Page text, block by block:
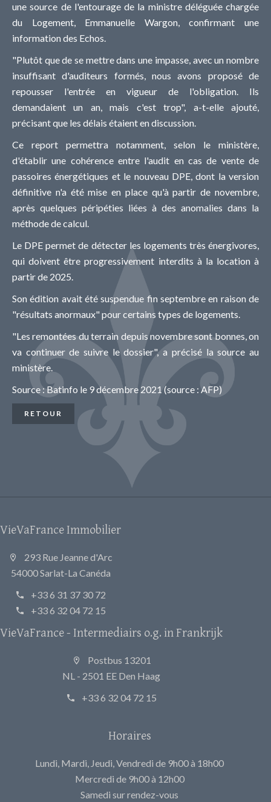
une source de l'entourage de la ministre déléguée chargée
du Logement, Emmanuelle Wargon, confirmant une
information des Echos.
"Plutôt que de se mettre dans une impasse, avec un nombre
insuffisant d'auditeurs formés, nous avons proposé de
repousser l'entrée en vigueur de l'obligation. Ils
demandaient un an, mais c'est trop", a-t-elle ajouté,
précisant que les délais étaient en discussion.
Ce report permettra notamment, selon le ministère,
d'établir une cohérence entre l'audit en cas de vente de
passoires énergétiques et le nouveau DPE, dont la version
définitive n'a été mise en place qu'à partir de novembre,
après quelques péripéties liées à des anomalies dans la
méthode de calcul.
Le DPE permet de détecter les logements très énergivores,
qui doivent être progressivement interdits à la location à
partir de 2025.
Son édition avait été suspendue fin septembre en raison de
"résultats anormaux" pour certains types de logements.
"Les remontées du terrain depuis novembre sont bonnes, on
va continuer de suivre le dossier", a précisé la source au
ministère.
Source : Batinfo le 9 décembre 2021 (source : AFP)
RETOUR
VieVaFrance Immobilier
293 Rue Jeanne d'Arc
54000 Sarlat-La Canéda
+33 6 31 37 30 72
+33 6 32 04 72 15
VieVaFrance - Intermediairs o.g. in Frankrijk
Postbus 13201
NL - 2501 EE Den Haag
+33 6 32 04 72 15
Horaires
Lundi, Mardi, Jeudi, Vendredi de 9h00 à 18h00
Mercredi de 9h00 à 12h00
Samedi sur rendez-vous